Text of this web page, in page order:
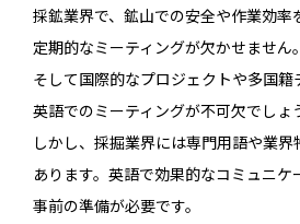
採鉱業界で、鉱山での安全や作業効率
定期的なミーティングが欠かせません。
そして国際的なプロジェクトや多国籍
英語でのミーティングが不可欠でしょ
しかし、採掘業界には専門用語や業
あります。英語で効果的なコミュニケ
事前の準備が必要です。